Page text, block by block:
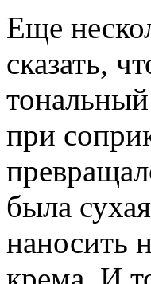
Еще
сказать,
при
была сухая
наносить